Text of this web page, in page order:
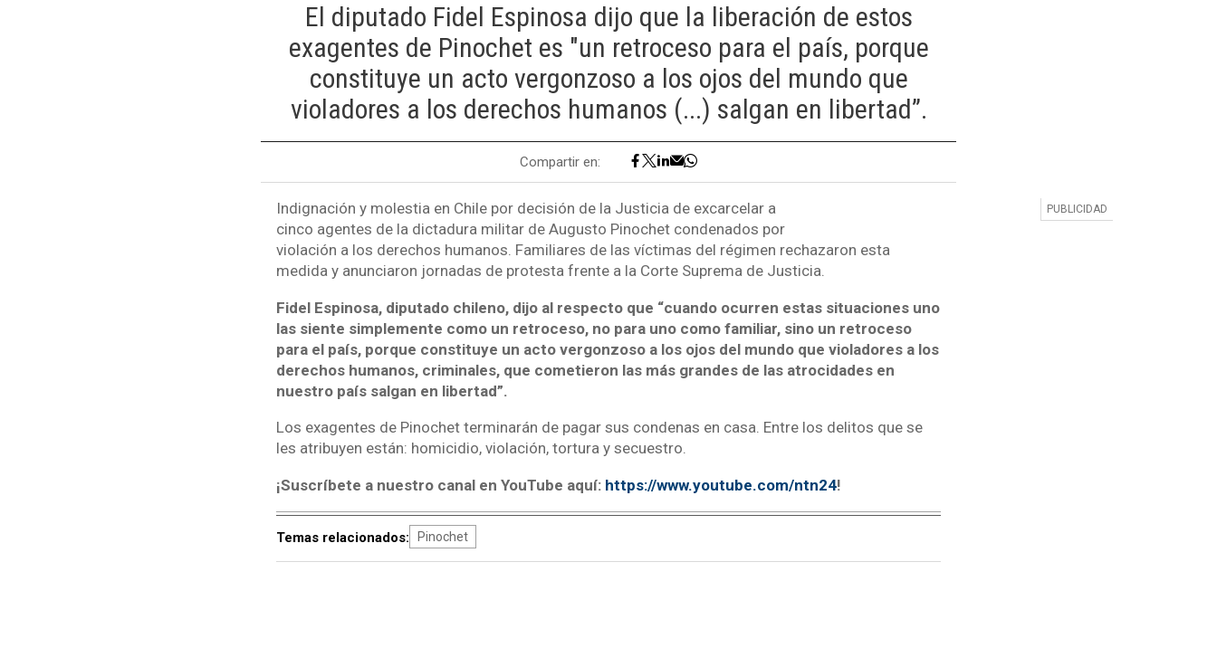
El diputado Fidel Espinosa dijo que la liberación de estos
exagentes de Pinochet es "un retroceso para el país, porque
constituye un acto vergonzoso a los ojos del mundo que
violadores a los derechos humanos (...) salgan en libertad”.
Compartir en:
Indignación y molestia en Chile por decisión de la Justicia de excarcelar a
cinco agentes de la dictadura militar de Augusto Pinochet condenados por
violación a los derechos humanos. Familiares de las víctimas del régimen rechazaron esta
medida y anunciaron jornadas de protesta frente a la Corte Suprema de Justicia.
Fidel Espinosa, diputado chileno, dijo al respecto que “cuando ocurren estas situaciones uno
las siente simplemente como un retroceso, no para uno como familiar, sino un retroceso
para el país, porque constituye un acto vergonzoso a los ojos del mundo que violadores a los
derechos humanos, criminales, que cometieron las más grandes de las atrocidades en
nuestro país salgan en libertad”.
Los exagentes de Pinochet terminarán de pagar sus condenas en casa. Entre los delitos que se
les atribuyen están: homicidio, violación, tortura y secuestro.
¡Suscríbete a nuestro canal en YouTube aquí: https://www.youtube.com/ntn24!
Temas relacionados: Pinochet